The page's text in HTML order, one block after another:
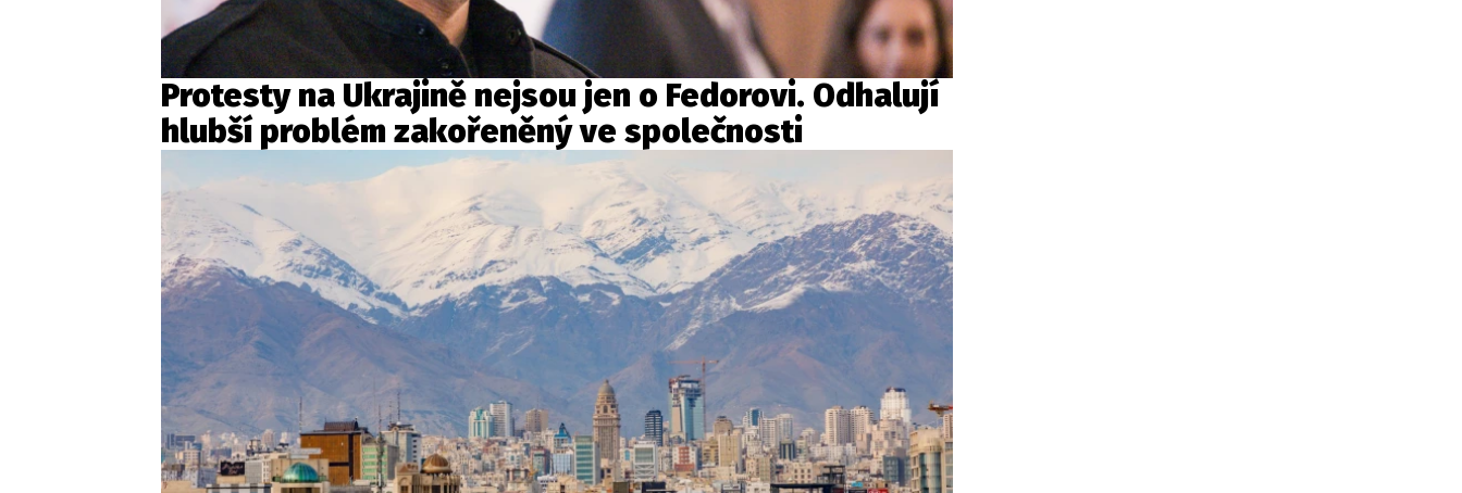
Protesty na Ukrajině nejsou jen o Fedorovi. Odhalují
hlubší problém zakořeněný ve společnosti